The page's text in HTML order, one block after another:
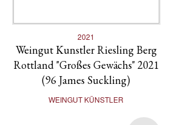
2021
Weingut Kunstler Riesling Berg
Rottland "Großes Gewächs" 2021
(96 James Suckling)
WEINGUT KÜNSTLER